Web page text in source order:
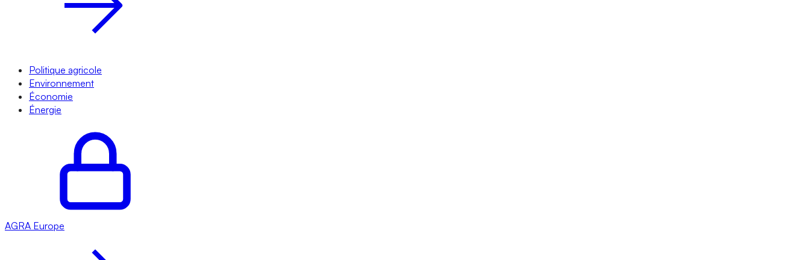
Politique agricole
Environnement
Économie
Énergie
AGRA Europe